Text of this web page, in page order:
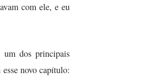
com ele, e eu
um dos principais
novo capítulo: